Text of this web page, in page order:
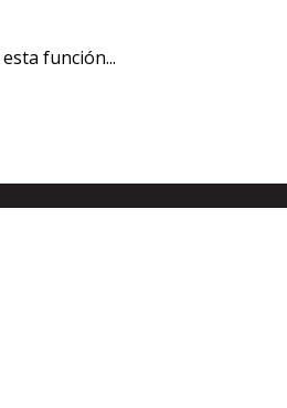
función...